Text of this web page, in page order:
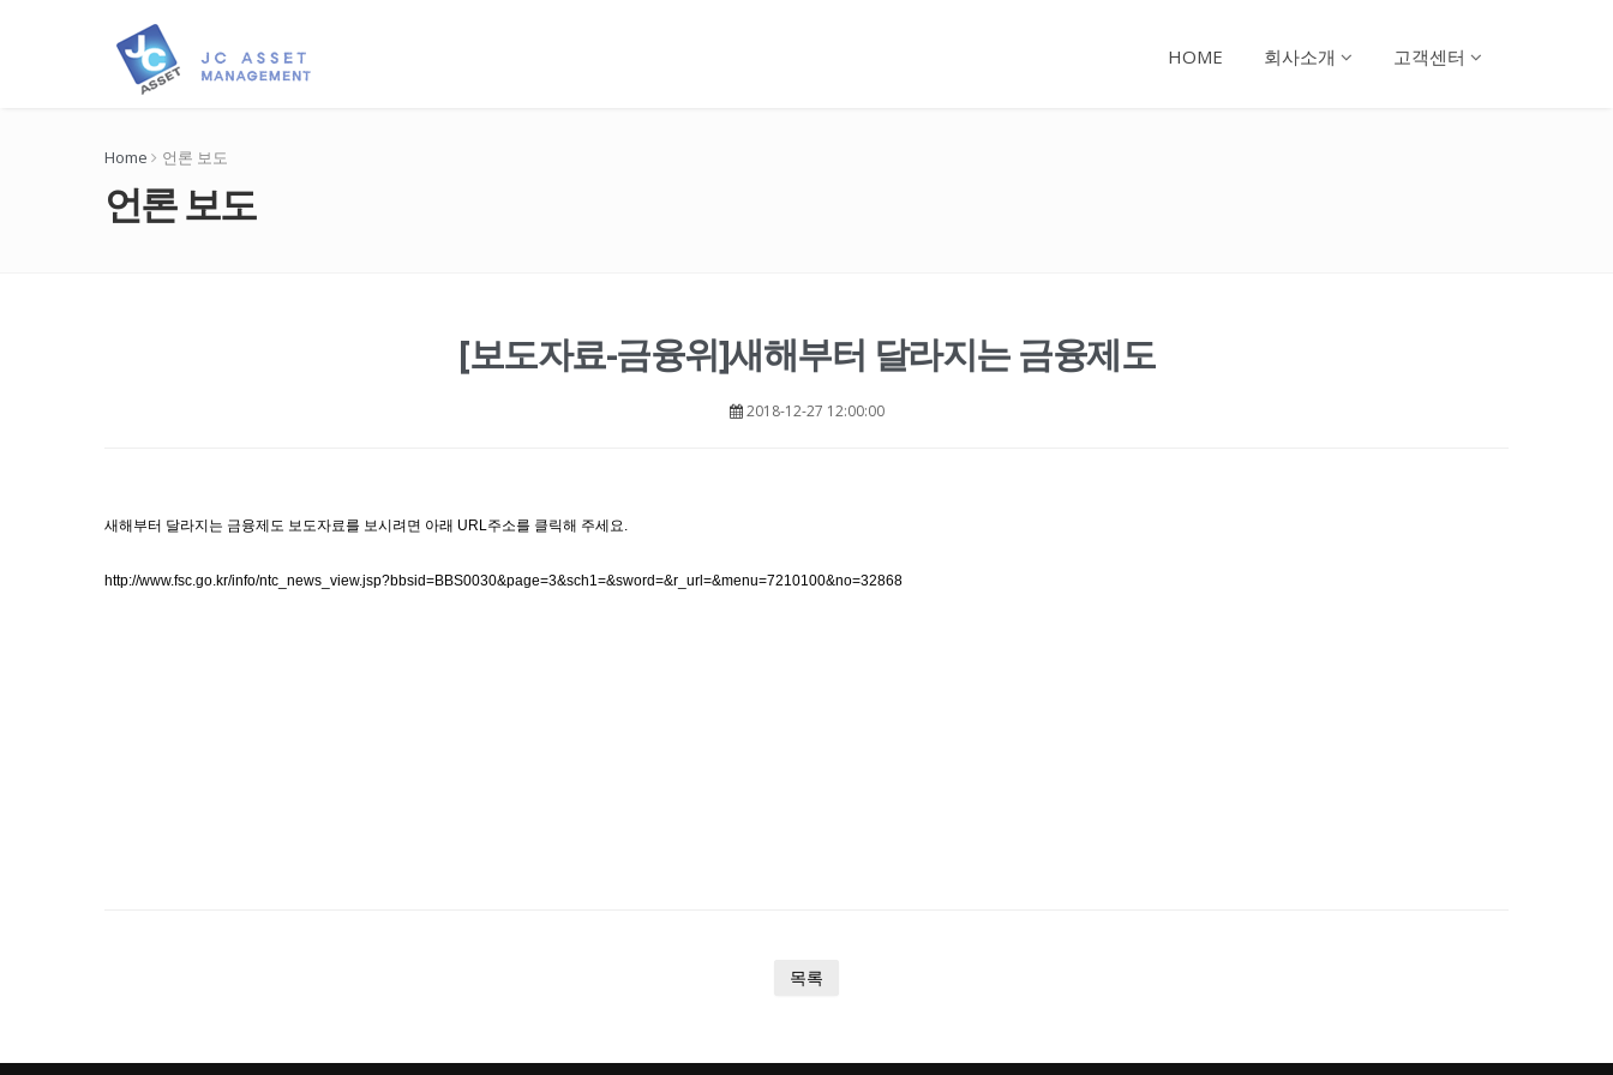
HOME 회사소개 고객센터
Home 언론 보도
언론 보도
[보도자료-금융위]새해부터 달라지는 금융제도
2018-12-27 12:00:00
새해부터 달라지는 금융제도 보도자료를 보시려면 아래 URL주소를 클릭해 주세요.
http://www.fsc.go.kr/info/ntc_news_view.jsp?bbsid=BBS0030&page=3&sch1=&sword=&r_url=&menu=7210100&no=32868
목록